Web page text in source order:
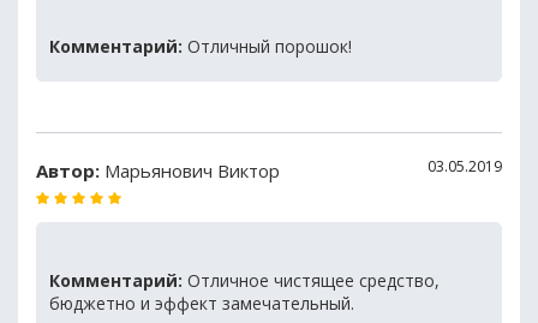
Комментарий: Отличный порошок!
Автор: Марьянович Виктор 03.05.2019
Комментарий: Отличное чистящее средство,
бюджетно и эффект замечательный.